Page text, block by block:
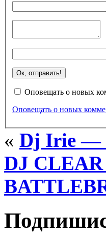
Оповещать о новых
Оповещать о новых
« Dj Irie —
DJ